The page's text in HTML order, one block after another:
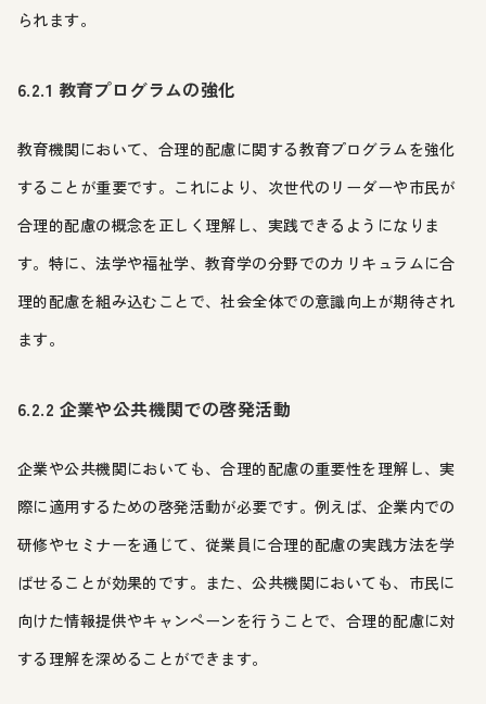
られます。
6.2.1 教育プログラムの強化
教育機関において、合理的配慮に関する教育プログラムを強化
することが重要です。これにより、次世代のリーダーや市民が
合理的配慮の概念を正しく理解し、実践できるようになりま
す。特に、法学や福祉学、教育学の分野でのカリキュラムに合
理的配慮を組み込むことで、社会全体での意識向上が期待され
ます。
6.2.2 企業や公共機関での啓発活動
企業や公共機関においても、合理的配慮の重要性を理解し、実
際に適用するための啓発活動が必要です。例えば、企業内での
研修やセミナーを通じて、従業員に合理的配慮の実践方法を学
ばせることが効果的です。また、公共機関においても、市民に
向けた情報提供やキャンペーンを行うことで、合理的配慮に対
する理解を深めることができます。